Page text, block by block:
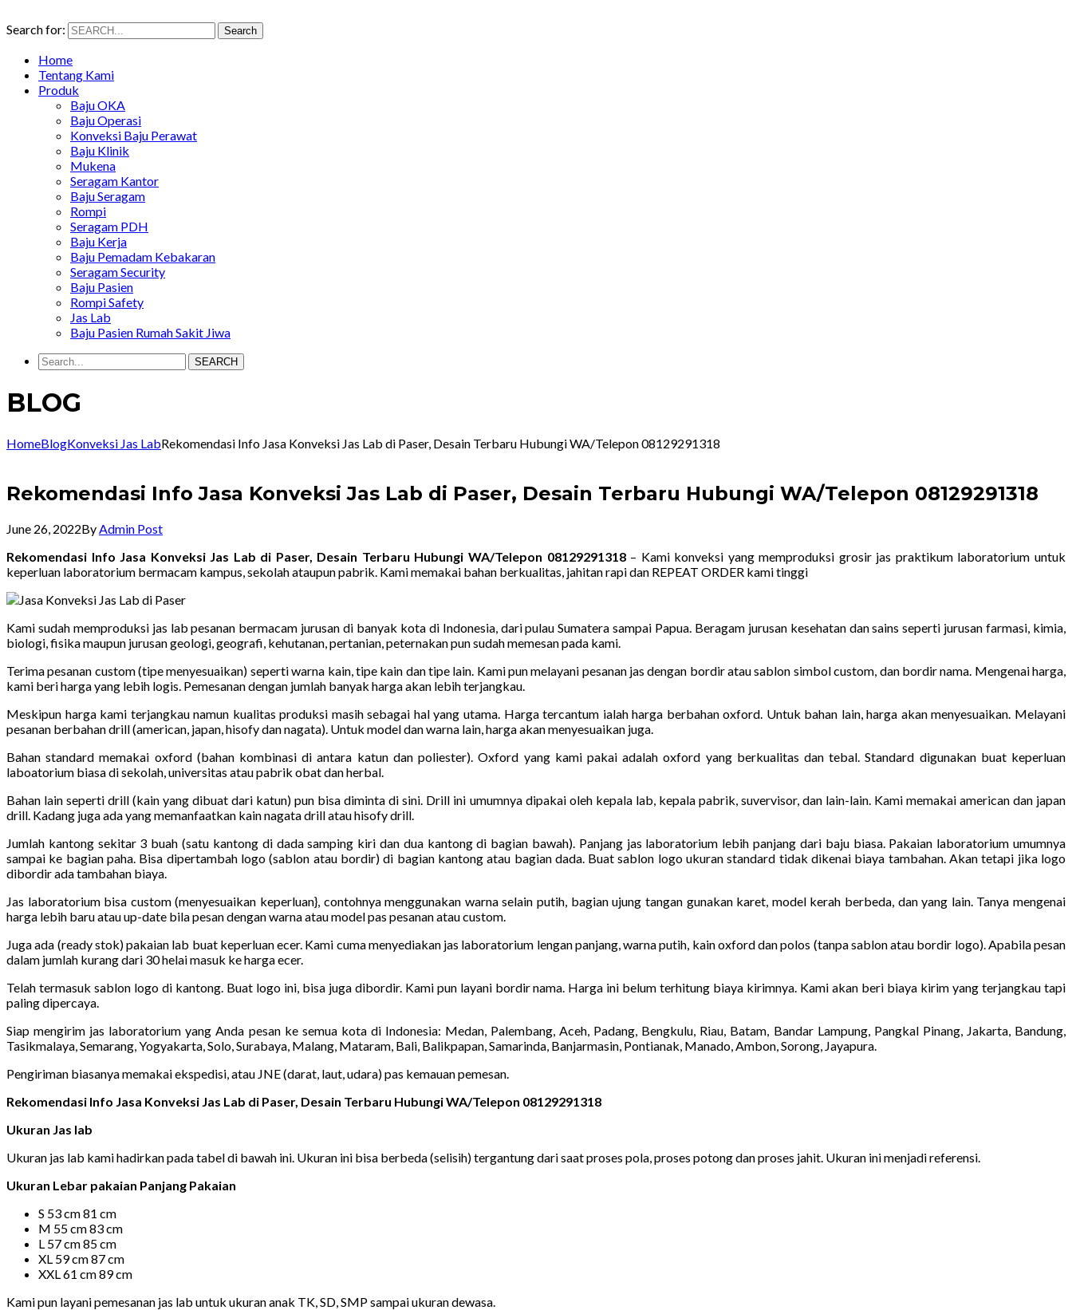
Search for: Search
Home
Tentang Kami
Produk
Baju OKA
Baju Operasi
Konveksi Baju Perawat
Baju Klinik
Mukena
Seragam Kantor
Baju Seragam
Rompi
Seragam PDH
Baju Kerja
Baju Pemadam Kebakaran
Seragam Security
Baju Pasien
Rompi Safety
Jas Lab
Baju Pasien Rumah Sakit Jiwa
SEARCH
BLOG
HomeBlogKonveksi Jas LabRekomendasi Info Jasa Konveksi Jas Lab di Paser, Desain Terbaru Hubungi WA/Telepon 08129291318
Rekomendasi Info Jasa Konveksi Jas Lab di Paser, Desain Terbaru Hubungi WA/Telepon 08129291318
June 26, 2022By Admin Post
Rekomendasi Info Jasa Konveksi Jas Lab di Paser, Desain Terbaru Hubungi WA/Telepon 08129291318– Kami konveksi yang memproduksi grosir jas praktikum laboratorium untuk
keperluan laboratorium bermacam kampus, sekolah ataupun pabrik. Kami memakai bahan berkualitas, jahitan rapi dan REPEAT ORDER kami tinggi
Kami sudah memproduksi jas lab pesanan bermacam jurusan di banyak kota di Indonesia, dari pulau Sumatera sampai Papua. Beragam jurusan kesehatan dan sains seperti jurusan farmasi, kimia,
biologi, fisika maupun jurusan geologi, geografi, kehutanan, pertanian, peternakan pun sudah memesan pada kami.
Terima pesanan custom (tipe menyesuaikan) seperti warna kain, tipe kain dan tipe lain. Kami pun melayani pesanan jas dengan bordir atau sablon simbol custom, dan bordir nama. Mengenai harga,
kami beri harga yang lebih logis. Pemesanan dengan jumlah banyak harga akan lebih terjangkau.
Meskipun harga kami terjangkau namun kualitas produksi masih sebagai hal yang utama. Harga tercantum ialah harga berbahan oxford. Untuk bahan lain, harga akan menyesuaikan. Melayani
pesanan berbahan drill (american, japan, hisofy dan nagata). Untuk model dan warna lain, harga akan menyesuaikan juga.
Bahan standard memakai oxford (bahan kombinasi di antara katun dan poliester). Oxford yang kami pakai adalah oxford yang berkualitas dan tebal. Standard digunakan buat keperluan
laboatorium biasa di sekolah, universitas atau pabrik obat dan herbal.
Bahan lain seperti drill (kain yang dibuat dari katun) pun bisa diminta di sini. Drill ini umumnya dipakai oleh kepala lab, kepala pabrik, suvervisor, dan lain-lain. Kami memakai american dan japan
drill. Kadang juga ada yang memanfaatkan kain nagata drill atau hisofy drill.
Jumlah kantong sekitar 3 buah (satu kantong di dada samping kiri dan dua kantong di bagian bawah). Panjang jas laboratorium lebih panjang dari baju biasa. Pakaian laboratorium umumnya
sampai ke bagian paha. Bisa dipertambah logo (sablon atau bordir) di bagian kantong atau bagian dada. Buat sablon logo ukuran standard tidak dikenai biaya tambahan. Akan tetapi jika logo
dibordir ada tambahan biaya.
Jas laboratorium bisa custom (menyesuaikan keperluan}, contohnya menggunakan warna selain putih, bagian ujung tangan gunakan karet, model kerah berbeda, dan yang lain. Tanya mengenai
harga lebih baru atau up-date bila pesan dengan warna atau model pas pesanan atau custom.
Juga ada (ready stok) pakaian lab buat keperluan ecer. Kami cuma menyediakan jas laboratorium lengan panjang, warna putih, kain oxford dan polos (tanpa sablon atau bordir logo). Apabila pesan
dalam jumlah kurang dari 30 helai masuk ke harga ecer.
Telah termasuk sablon logo di kantong. Buat logo ini, bisa juga dibordir. Kami pun layani bordir nama. Harga ini belum terhitung biaya kirimnya. Kami akan beri biaya kirim yang terjangkau tapi
paling dipercaya.
Siap mengirim jas laboratorium yang Anda pesan ke semua kota di Indonesia: Medan, Palembang, Aceh, Padang, Bengkulu, Riau, Batam, Bandar Lampung, Pangkal Pinang, Jakarta, Bandung,
Tasikmalaya, Semarang, Yogyakarta, Solo, Surabaya, Malang, Mataram, Bali, Balikpapan, Samarinda, Banjarmasin, Pontianak, Manado, Ambon, Sorong, Jayapura.
Pengiriman biasanya memakai ekspedisi, atau JNE (darat, laut, udara) pas kemauan pemesan.
Rekomendasi Info Jasa Konveksi Jas Lab di Paser, Desain Terbaru Hubungi WA/Telepon 08129291318
Ukuran Jas lab
Ukuran jas lab kami hadirkan pada tabel di bawah ini. Ukuran ini bisa berbeda (selisih) tergantung dari saat proses pola, proses potong dan proses jahit. Ukuran ini menjadi referensi.
Ukuran Lebar pakaian Panjang Pakaian
S 53 cm 81 cm
M 55 cm 83 cm
L 57 cm 85 cm
XL 59 cm 87 cm
XXL 61 cm 89 cm
Kami pun layani pemesanan jas lab untuk ukuran anak TK, SD, SMP sampai ukuran dewasa.